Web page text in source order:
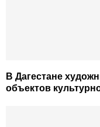
В Дагестане
объектов